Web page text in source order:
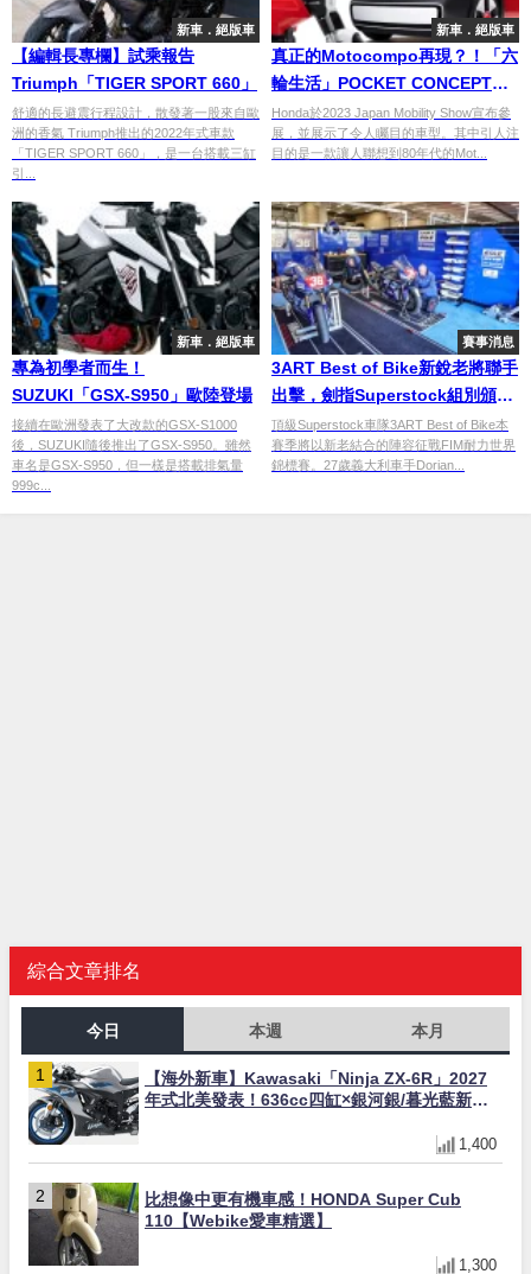
新車．絕版車
【編輯長專欄】試乘報告
Triumph「TIGER SPORT 660」
舒適的長避震行程設計，散發著一股來自歐
洲的香氣 Triumph推出的2022年式車款
「TIGER SPORT 660」，是一台搭載三缸
引...
新車．絕版車
真正的Motocompo再現？！「六
輪生活」POCKET CONCEPT和
SUSTAINA-C CONCEPT首度曝
光
Honda於2023 Japan Mobility Show宣布參
展，並展示了令人矚目的車型。其中引人注
目的是一款讓人聯想到80年代的Mot...
新車．絕版車
專為初學者而生！
SUZUKI「GSX-S950」歐陸登場
接續在歐洲發表了大改款的GSX-S1000
後，SUZUKI隨後推出了GSX-S950。雖然
車名是GSX-S950，但一樣是搭載排氣量
999c...
賽事消息
3ART Best of Bike新銳老將聯手
出擊，劍指Superstock組別頒獎
台
頂級Superstock車隊3ART Best of Bike本
賽季將以新老結合的陣容征戰FIM耐力世界
錦標賽。27歲義大利車手Dorian...
綜合文章排名
今日 本週 本月
【海外新車】Kawasaki「Ninja ZX-6R」2027
年式北美發表！636cc四缸×銀河銀/暮光藍新色
1,400
比想像中更有機車感！HONDA Super Cub
110【Webike愛車精選】
1,300